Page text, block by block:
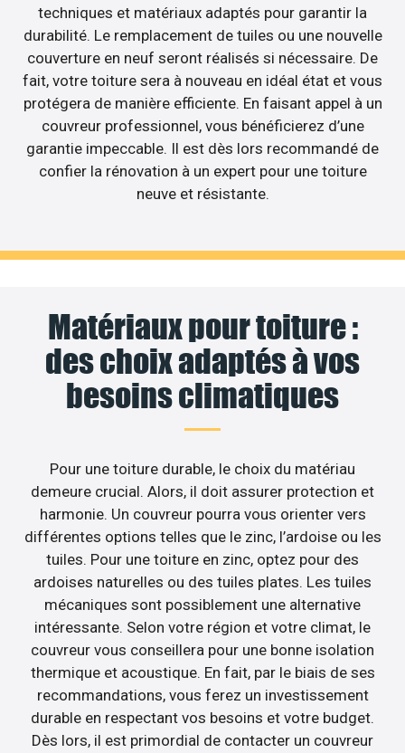
techniques et matériaux adaptés pour garantir la
durabilité. Le remplacement de tuiles ou une nouvelle
couverture en neuf seront réalisés si nécessaire. De
fait, votre toiture sera à nouveau en idéal état et vous
protégera de manière efficiente. En faisant appel à un
couvreur professionnel, vous bénéficierez d’une
garantie impeccable. Il est dès lors recommandé de
confier la rénovation à un expert pour une toiture
neuve et résistante.
Matériaux pour toiture :
des choix adaptés à vos
besoins climatiques
Pour une toiture durable, le choix du matériau
demeure crucial. Alors, il doit assurer protection et
harmonie. Un couvreur pourra vous orienter vers
différentes options telles que le zinc, l’ardoise ou les
tuiles. Pour une toiture en zinc, optez pour des
ardoises naturelles ou des tuiles plates. Les tuiles
mécaniques sont possiblement une alternative
intéressante. Selon votre région et votre climat, le
couvreur vous conseillera pour une bonne isolation
thermique et acoustique. En fait, par le biais de ses
recommandations, vous ferez un investissement
durable en respectant vos besoins et votre budget.
Dès lors, il est primordial de contacter un couvreur